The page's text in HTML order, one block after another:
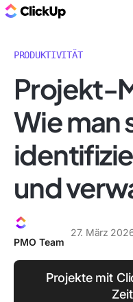
PRODUKTIVITÄT
Projekt-
Wie man
und
PMO Team
27. März
Projekte mit